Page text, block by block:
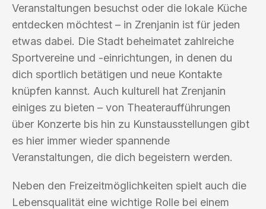
Veranstaltungen besuchst oder die lokale Küche
entdecken möchtest – in Zrenjanin ist für jeden
etwas dabei. Die Stadt beheimatet zahlreiche
Sportvereine und -einrichtungen, in denen du
dich sportlich betätigen und neue Kontakte
knüpfen kannst. Auch kulturell hat Zrenjanin
einiges zu bieten – von Theateraufführungen
über Konzerte bis hin zu Kunstausstellungen gibt
es hier immer wieder spannende
Veranstaltungen, die dich begeistern werden.
Neben den Freizeitmöglichkeiten spielt auch die
Lebensqualität eine wichtige Rolle bei einem